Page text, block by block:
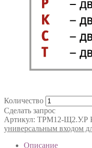
Количество
Сделать запрос
Артикул: ТРМ12-Щ2.У.Р
универсальным входом
Описание